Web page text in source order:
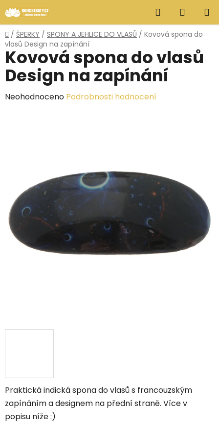
na
obsah
Hledat
KOŠÍK
Domů
/ ŠPERKY / SPONY A JEHLICE DO VLASŮ / Kovová spona do
vlasů Design na zapínání
Praktická indická spona do vlasů s francouzským
zapínáním a designem na přední straně. Více v
popisu níže :)
Kovová spona do vlasů
Design na zapínání
Průměrné
hvězdiček.
Neohodnoceno Podrobnosti hodnocení